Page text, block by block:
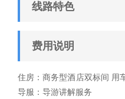
线路特色
费用说明
住房：商务型酒店双标间 用
导服：导游讲解服务